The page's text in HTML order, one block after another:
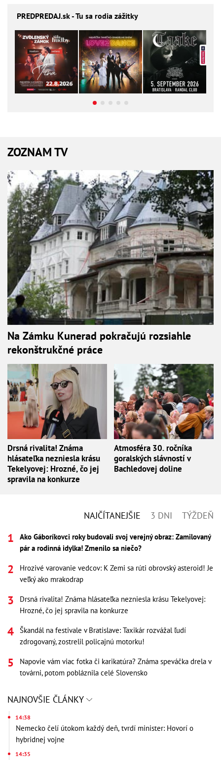
PREDPREDAJ.sk - Tu sa rodia zážitky
ZOZNAM TV
Na Zámku Kunerad pokračujú rozsiahle
rekonštrukčné práce
Drsná rivalita! Známa
hlásateľka nezniesla krásu
Tekelyovej: Hrozné, čo jej
spravila na konkurze
Atmosféra 30. ročníka
goralských slávností v
Bachledovej doline
NAJČÍTANEJŠIE 3 DNI TÝŽDEŇ
Ako Gáboríkovci roky budovali svoj verejný obraz: Zamilovaný
pár a rodinná idylka! Zmenilo sa niečo?
Hrozivé varovanie vedcov: K Zemi sa rúti obrovský asteroid! Je
veľký ako mrakodrap
Drsná rivalita! Známa hlásateľka nezniesla krásu Tekelyovej:
Hrozné, čo jej spravila na konkurze
Škandál na festivale v Bratislave: Taxikár rozvážal ľudí
zdrogovaný, zostrelil policajnú motorku!
Napovie vám viac fotka či karikatúra? Známa speváčka drela v
továrni, potom pobláznila celé Slovensko
NAJNOVŠIE ČLÁNKY
14:38
Nemecko čelí útokom každý deň, tvrdí minister: Hovorí o
hybridnej vojne
14:35